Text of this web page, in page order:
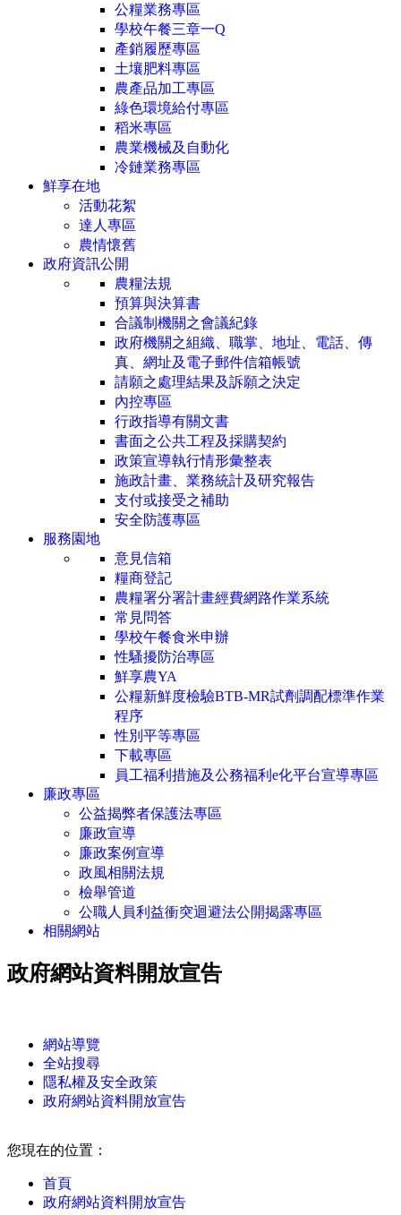
公糧業務專區
學校午餐三章一Q
產銷履歷專區
土壤肥料專區
農產品加工專區
綠色環境給付專區
稻米專區
農業機械及自動化
冷鏈業務專區
鮮享在地
活動花絮
達人專區
農情懷舊
政府資訊公開
農糧法規
預算與決算書
合議制機關之會議紀錄
政府機關之組織、職掌、地址、電話、傳
真、網址及電子郵件信箱帳號
請願之處理結果及訴願之決定
內控專區
行政指導有關文書
書面之公共工程及採購契約
政策宣導執行情形彙整表
施政計畫、業務統計及研究報告
支付或接受之補助
安全防護專區
服務園地
意見信箱
糧商登記
農糧署分署計畫經費網路作業系統
常見問答
學校午餐食米申辦
性騷擾防治專區
鮮享農YA
公糧新鮮度檢驗BTB-MR試劑調配標準作業
程序
性別平等專區
下載專區
員工福利措施及公務福利e化平台宣導專區
廉政專區
公益揭弊者保護法專區
廉政宣導
廉政案例宣導
政風相關法規
檢舉管道
公職人員利益衝突迴避法公開揭露專區
相關網站
政府網站資料開放宣告
網站導覽
全站搜尋
隱私權及安全政策
政府網站資料開放宣告
您現在的位置：
首頁
政府網站資料開放宣告